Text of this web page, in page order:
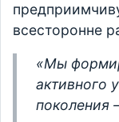
всесторонне
«Мы
активного
поколения